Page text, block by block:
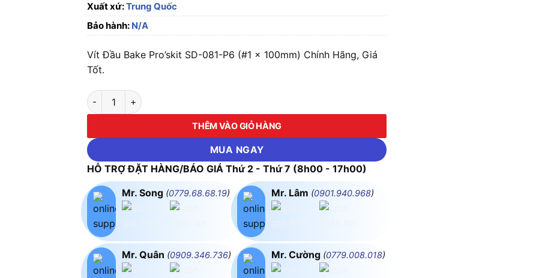
Xuất xứ:Trung Quốc
Bảo hành: N/A
Vít Đầu Bake Pro’skit SD-081-P6 (#1 x 100mm) Chính Hãng, Giá
Tốt.
Vít Đầu Bake Pro'skit SD-081-P6 (#1 x 100mm) số lượng
THÊM VÀO GIỎ HÀNG
MUA NGAY
HỖ TRỢ ĐẶT HÀNG/BÁO GIÁ Thứ 2 - Thứ 7 (8h00 - 17h00)
Mr. Song (0779.68.68.19)
Mr. Quân (0909.346.736)
Mr. Lâm (0901.940.968)
Mr. Cường (0779.008.018)